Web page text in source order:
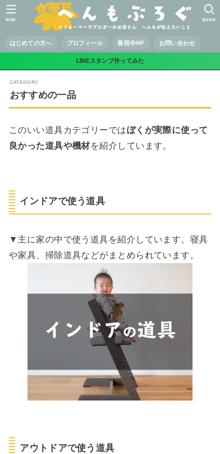
はじめての方へ プロフィール 善照寺HP お問い合わせ
SEARCH
MENU
LINEスタンプ作ってみた
おすすめの一品
このいい道具カテゴリーではぼくが実際に使って
良かった道具や機材を紹介しています。
インドアで使う道具
▼主に家の中で使う道具を紹介しています。寝具
や家具、掃除道具などがまとめられています。
アウトドアで使う道具